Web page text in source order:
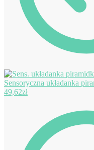
Sensoryczna układanka
49,62zł